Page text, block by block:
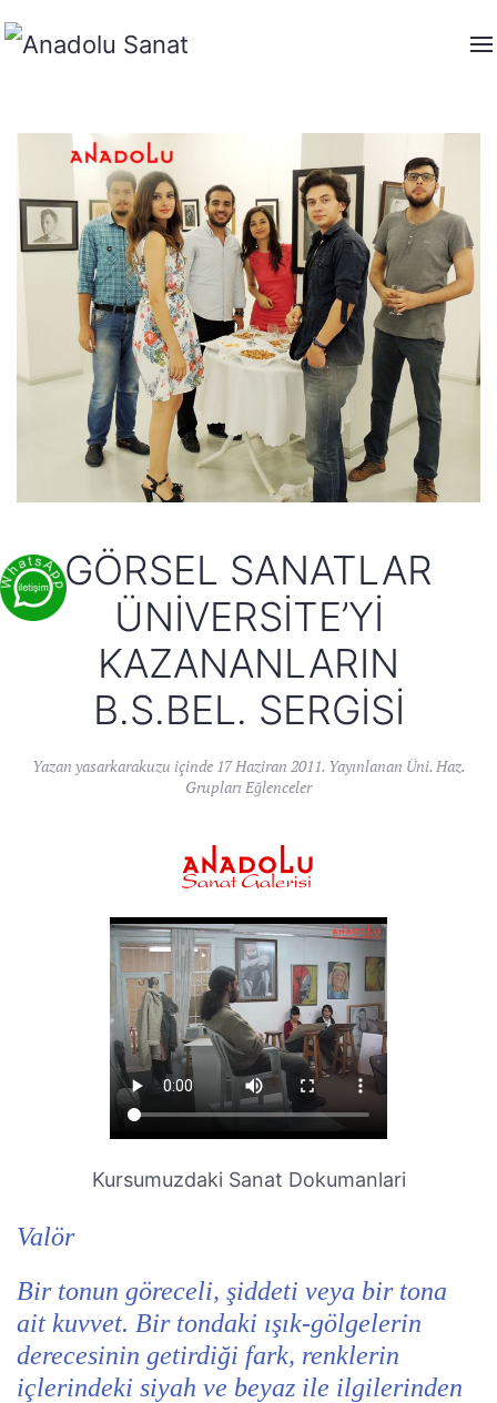
GÖRSEL SANATLAR
ÜNIVERSITE’YI
KAZANANLARIN
B.S.BEL. SERGISI
Yazan yasarkarakuzu içinde 17 Haziran 2011. Yayınlanan Üni. Haz.
Grupları Eğlenceler
Kursumuzdaki Sanat Dokumanlari
Valör
Bir tonun göreceli, şiddeti veya bir tona
ait kuvvet. Bir tondaki ışık-gölgelerin
derecesinin getirdiği fark, renklerin
içlerindeki siyah ve beyaz ile ilgilerinden